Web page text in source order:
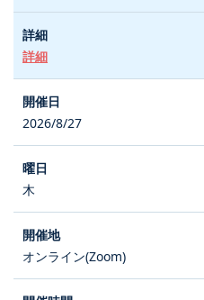
詳細
2026/8/27
木
オンライン(Zoom)